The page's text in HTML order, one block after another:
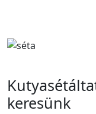
keresünk